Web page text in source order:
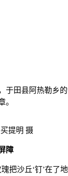
田县阿热勒乡的
。
提明 摄
障
沙丘‘钉’在了地